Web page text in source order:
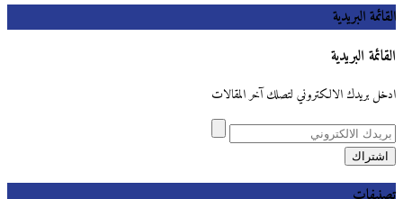
القائمة البريدية
القائمة البريدية
ادخل بريدك الالكتروني لتصلك آخر المقالات